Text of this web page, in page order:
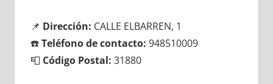
📌 Dirección: CALLE ELBARREN, 1
☎️Teléfono dе contacto: 948510009
📮 Código Postal: 31880